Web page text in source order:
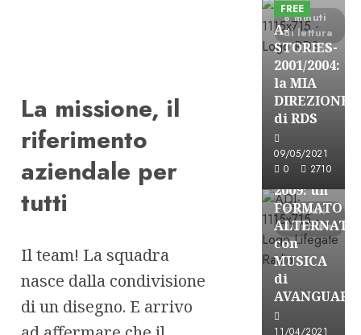
La missione, il
riferimento
aziendale per
tutti
Il team! La squadra
nasce dalla condivisione
di un disegno. E arrivo
8 minuti
di lettura
FREE
A-
STORIES-
2001/2004:
la MIA
DIREZIONE
di RDS
09/05/2021
0
2710
5 minuti
di lettura
A-Stories
Formazione
A-
STORIES-
2009: un
FORMATO
con
MUSICA
di
11/04/2021